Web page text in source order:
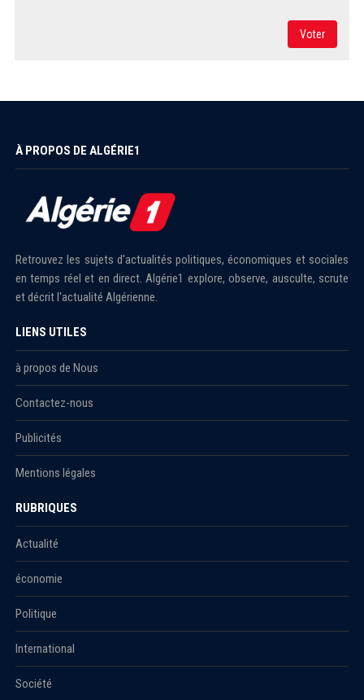
Voter
À PROPOS DE ALGÉRIE1
Retrouvez les sujets d'actualités politiques, économiques et sociales
en temps réel et en direct. Algérie1 explore, observe, ausculte, scrute
et décrit l'actualité Algérienne.
LIENS UTILES
à propos de Nous
Contactez-nous
Publicités
Mentions légales
RUBRIQUES
Actualité
économie
Politique
International
Société